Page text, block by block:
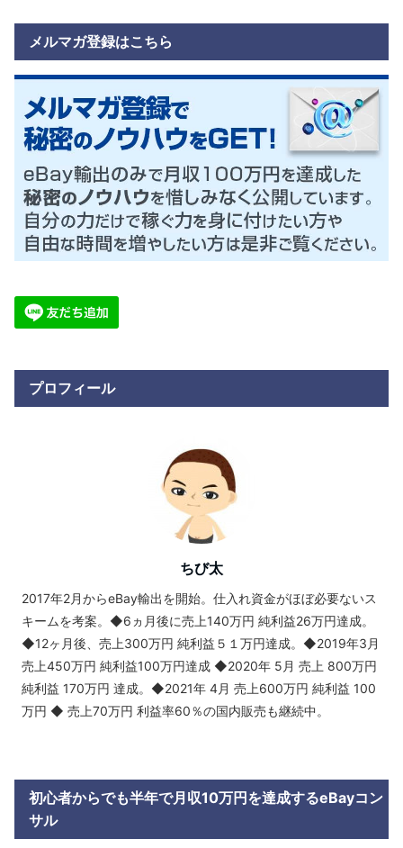
メルマガ登録はこちら
プロフィール
ちび太
2017年2月からeBay輸出を開始。仕入れ資金がほぼ必要ないス
キームを考案。◆6ヵ月後に売上140万円 純利益26万円達成。
◆12ヶ月後、売上300万円 純利益５１万円達成。◆2019年3月
売上450万円 純利益100万円達成 ◆2020年 5月 売上 800万円
純利益 170万円 達成。◆2021年 4月 売上600万円 純利益 100
万円 ◆ 売上70万円 利益率60％の国内販売も継続中。
初心者からでも半年で月収10万円を達成するeBayコン
サル